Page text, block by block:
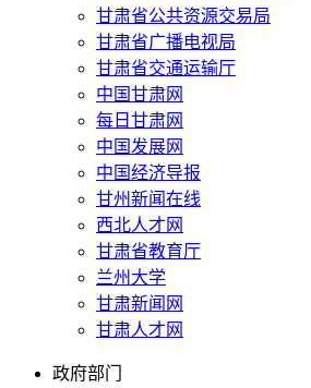
甘肃省公共资源交易局
甘肃省广播电视局
甘肃省交通运输厅
中国甘肃网
每日甘肃网
中国发展网
中国经济导报
甘州新闻在线
西北人才网
甘肃省教育厅
兰州大学
甘肃新闻网
甘肃人才网
政府部门